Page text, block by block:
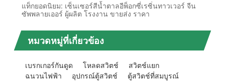
แท็กยอดนิยม: เซ็นเซอร์สีน้ำตาลอีพ็อกซี่เรซิ่นทาวเวอร์ จีน
ซัพพลายเออร์ ผู้ผลิต โรงงาน ขายส่ง ราคา
หมวดหมู่ที่เกี่ยวข้อง
เบรกเกอร์กันดูด โหลดสวิตช์
สวิตช์แยก
ฉนวนไฟฟ้า
อุปกรณ์ตู้สวิตช์
ตู้สวิตช์ที่สมบูรณ์